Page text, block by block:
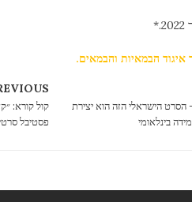
הבמאיות והבמאים.
קול קורא:
פסטיבל סרטי
הסרט הישראלי הזה הוא יצירת
בינלאומי